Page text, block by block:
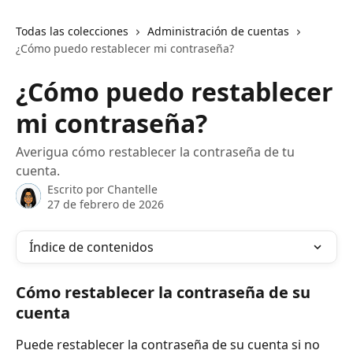
Todas las colecciones
Administración de cuentas
¿Cómo puedo restablecer mi contraseña?
¿Cómo puedo restablecer
mi contraseña?
Averigua cómo restablecer la contraseña de tu
cuenta.
Escrito por Chantelle
27 de febrero de 2026
Índice de contenidos
Cómo restablecer la contraseña de su
cuenta
Puede restablecer la contraseña de su cuenta si no